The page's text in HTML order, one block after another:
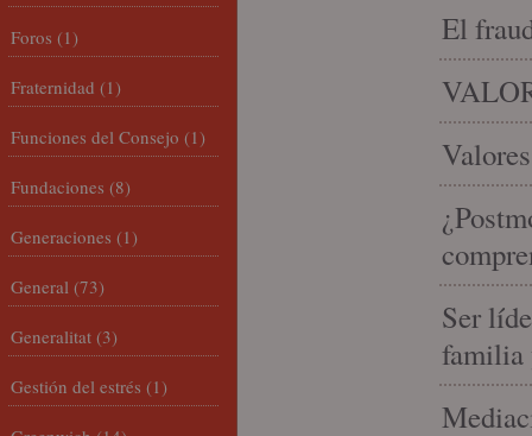
El
Ser
familia
Foros (1)
Fraternidad (1)
Funciones del Consejo (1)
Fundaciones (8)
Generaciones (1)
General (73)
Generalitat (3)
Gestión del estrés (1)